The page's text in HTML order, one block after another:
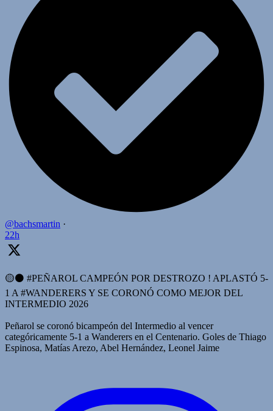
@bachsmartin ·
22h
🟡⚫️ #PEÑAROL CAMPEÓN POR DESTROZO ! APLASTÓ 5-
1 A #WANDERERS Y SE CORONÓ COMO MEJOR DEL
INTERMEDIO 2026
Peñarol se coronó bicampeón del Intermedio al vencer
categóricamente 5-1 a Wanderers en el Centenario. Goles de Thiago
Espinosa, Matías Arezo, Abel Hernández, Leonel Jaime